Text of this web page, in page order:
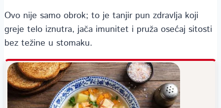
Ovo nije samo obrok; to je tanjir pun zdravlja koji
greje telo iznutra, jača imunitet i pruža osećaj sitosti
bez težine u stomaku.